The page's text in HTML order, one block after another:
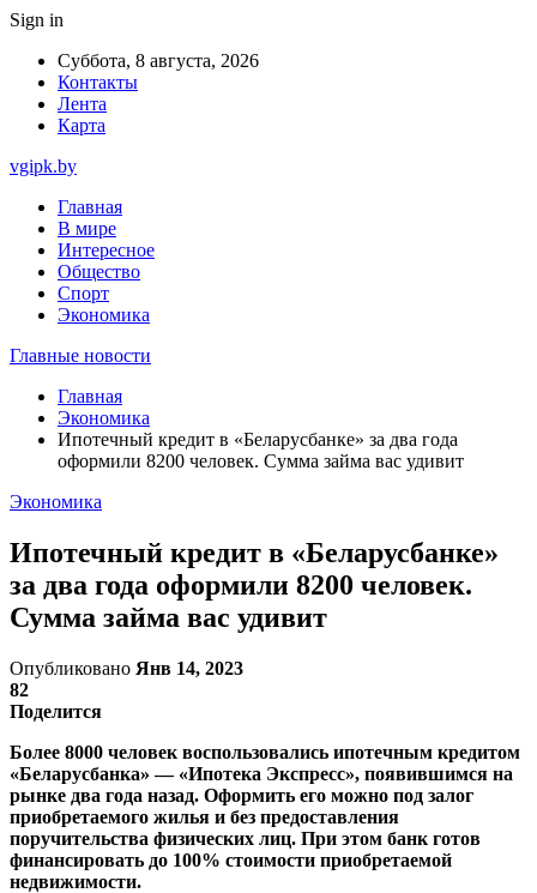
Sign in
Суббота, 8 августа, 2026
Контакты
Лента
Карта
vgipk.by
Главная
В мире
Интересное
Общество
Спорт
Экономика
Главные новости
Главная
Экономика
Ипотечный кредит в «Беларусбанке» за два года
оформили 8200 человек. Сумма займа вас удивит
Экономика
Ипотечный кредит в «Беларусбанке»
за два года оформили 8200 человек.
Сумма займа вас удивит
Опубликовано Янв 14, 2023
82
Поделится
Более 8000 человек воспользовались ипотечным кредитом
«Беларусбанка» — «Ипотека Экспресс», появившимся на
рынке два года назад. Оформить его можно под залог
приобретаемого жилья и без предоставления
поручительства физических лиц. При этом банк готов
финансировать до 100% стоимости приобретаемой
недвижимости.